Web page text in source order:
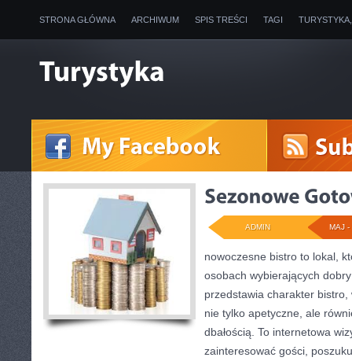
STRONA GŁÓWNA ARCHIWUM SPIS TREŚCI TAGI
MAJ -
ADMIN
nowoczesne bistro to lokal,
osobach wybierających
przedstawia charakter
nie tylko apetyczne, ale
dbałością. To internetowa
zainteresować gości,